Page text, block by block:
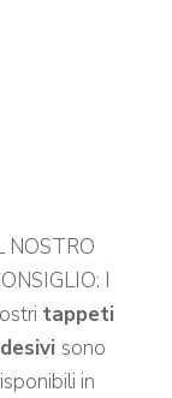
NOSTRO
I
tappeti
sono
in